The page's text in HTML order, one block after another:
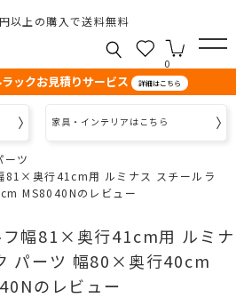
以上の購入で送料無料
0
ックお見積りサービス 詳細はこちら
家具・インテリアはこちら
ーツ
81×奥行41cm用 ルミナス スチールラ
MS8040Nのレビュー
フ幅81×奥行41cm用 ルミナ
パーツ 幅80×奥行40cm
のレビュー